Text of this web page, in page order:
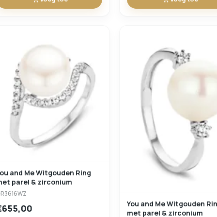
and Me Witgouden Ring
parel & zirconium
You and Me Witgouden
met parel & zirconium